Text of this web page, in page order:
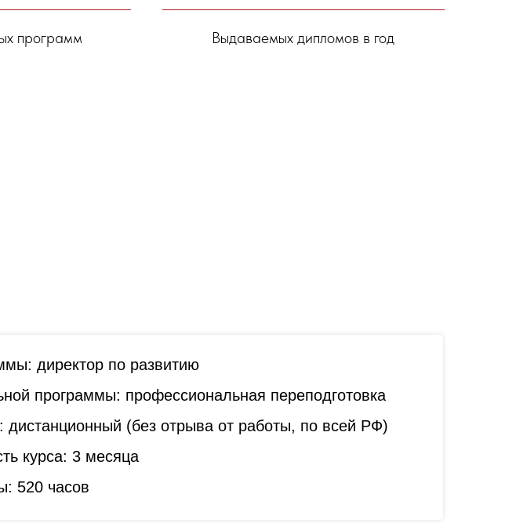
программ Выдаваемых дипломов в год
директор по развитию
программы: профессиональная переподготовка
дистанционный (без отрыва от работы, по всей РФ)
курса: 3 месяца
520 часов